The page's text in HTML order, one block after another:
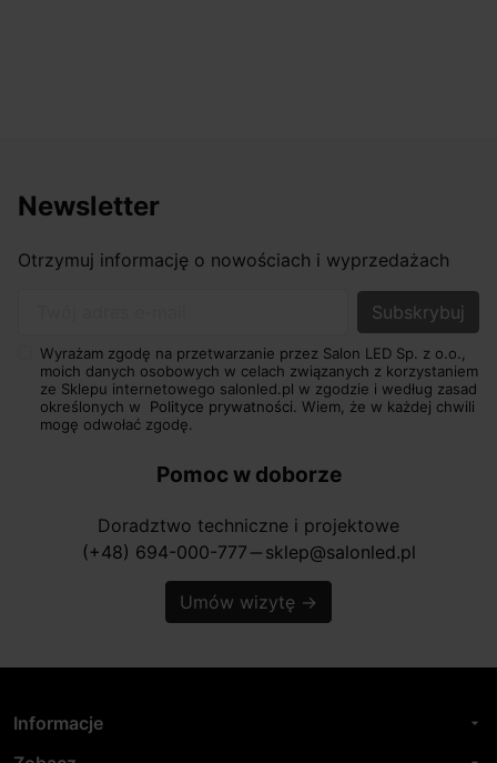
Newsletter
Otrzymuj informację o nowościach i wyprzedażach
Wyrażam zgodę na przetwarzanie przez Salon LED Sp. z o.o.,
moich danych osobowych w celach związanych z korzystaniem
ze Sklepu internetowego salonled.pl w zgodzie i według zasad
określonych w Polityce prywatności. Wiem, że w każdej chwili
mogę odwołać zgodę.
Pomoc w doborze
Doradztwo techniczne i projektowe
(+48) 694-000-777 horizontal_rule sklep@salonled.pl
Umów wizytę →
Informacje arrow_drop_down